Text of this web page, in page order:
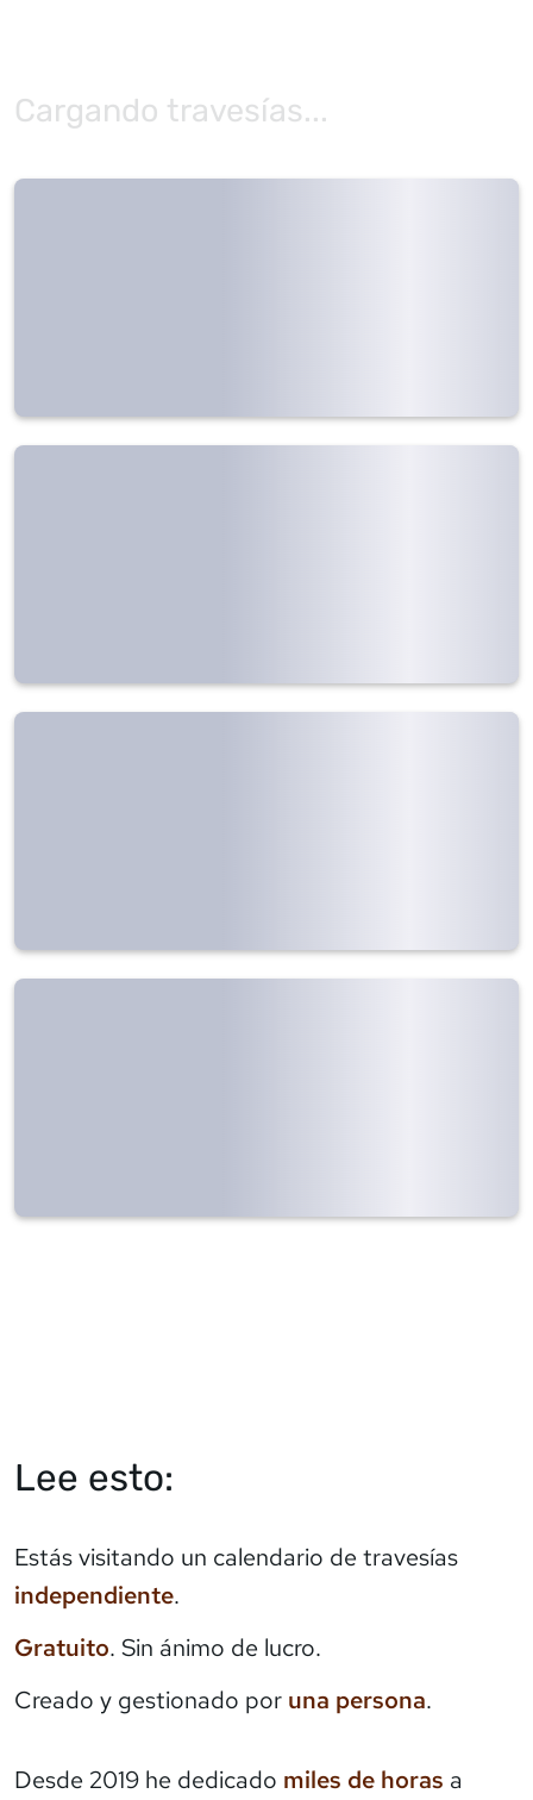
Cargando travesías...
Lee esto:
Estás visitando un calendario de travesías
independiente.
Gratuito. Sin ánimo de lucro.
Creado y gestionado por una persona.
Desde 2019 he dedicado miles de horas a